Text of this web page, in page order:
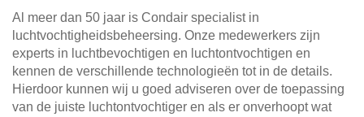
Al meer dan 50 jaar is Condair specialist in
luchtvochtigheidsbeheersing. Onze medewerkers zijn
experts in luchtbevochtigen en luchtontvochtigen en
kennen de verschillende technologieën tot in de details.
Hierdoor kunnen wij u goed adviseren over de toepassing
van de juiste luchtontvochtiger en als er onverhoopt wat